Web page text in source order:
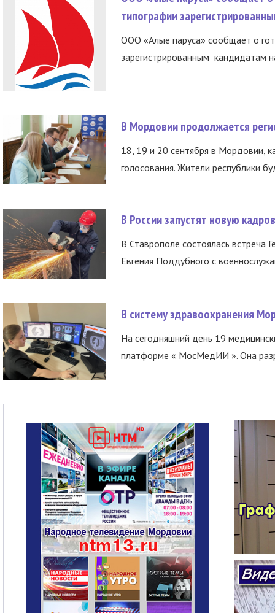
типографии
ООО «Алые паруса» сообщает о
зарегистрированным кандидатам
В Мордовии продолжается
18, 19 и 20 сентября в Мордовии,
голосования. Жители республики
В России запустят новую
В Ставрополе состоялась встреча
Евгения Поддубного с
В систему здравоохранения
На сегодняшний день 19
платформе « МосМедИИ ». Она